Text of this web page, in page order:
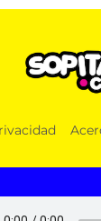
MÚSICA, NOTICIAS,